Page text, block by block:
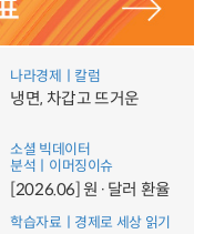
나라경제ㅣ칼럼
냉면, 차갑고 뜨거운
소셜 빅데이터
분석ㅣ이머징이슈
[2026.06] 원·달러 환율
학습자료ㅣ경제로 세상 읽기